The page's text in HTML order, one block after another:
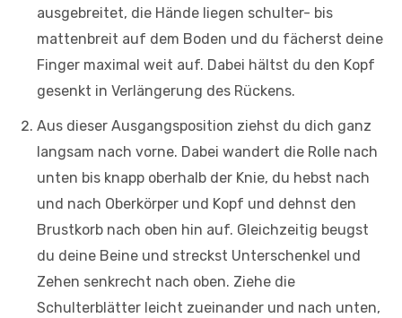
ausgebreitet, die Hände liegen schulter- bis
mattenbreit auf dem Boden und du fächerst deine
Finger maximal weit auf. Dabei hältst du den Kopf
gesenkt in Verlängerung des Rückens.
Aus dieser Ausgangsposition ziehst du dich ganz
langsam nach vorne. Dabei wandert die Rolle nach
unten bis knapp oberhalb der Knie, du hebst nach
und nach Oberkörper und Kopf und dehnst den
Brustkorb nach oben hin auf. Gleichzeitig beugst
du deine Beine und streckst Unterschenkel und
Zehen senkrecht nach oben. Ziehe die
Schulterblätter leicht zueinander und nach unten,